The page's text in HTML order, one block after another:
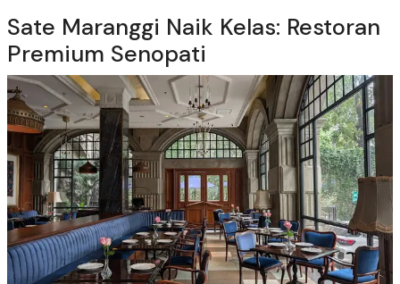
Sate Maranggi Naik Kelas: Restoran
Premium Senopati